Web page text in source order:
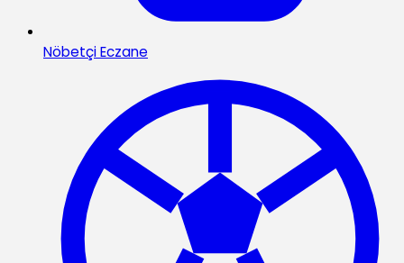
Nöbetçi Eczane